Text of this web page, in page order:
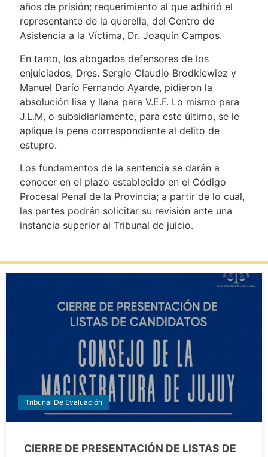
años de prisión; requerimiento al que adhirió el
representante de la querella, del Centro de
Asistencia a la Víctima, Dr. Joaquín Campos.
En tanto, los abogados defensores de los
enjuiciados, Dres. Sergio Claudio Brodkiewiez y
Manuel Darío Fernando Ayarde, pidieron la
absolución lisa y llana para V.E.F. Lo mismo para
J.L.M, o subsidiariamente, para este último, se le
aplique la pena correspondiente al delito de
estupro.
Los fundamentos de la sentencia se darán a
conocer en el plazo establecido en el Código
Procesal Penal de la Provincia; a partir de lo cual,
las partes podrán solicitar su revisión ante una
instancia superior al Tribunal de juicio.
Tribunal De Evaluación
CIERRE DE PRESENTACIÓN DE LISTAS DE